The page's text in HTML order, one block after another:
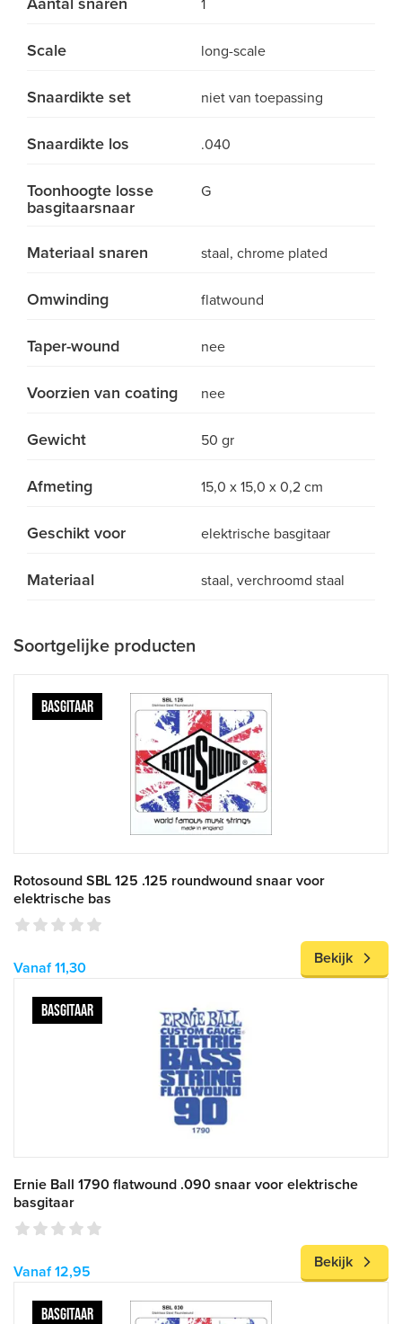
1
Scale long-scale
Snaardikte set niet van toepassing
Snaardikte los .040
Toonhoogte losse
basgitaarsnaar
G
Materiaal snaren staal, chrome plated
Omwinding flatwound
Taper-wound nee
Voorzien van coating nee
Gewicht 50 gr
Afmeting 15,0 x 15,0 x 0,2 cm
Geschikt voor elektrische basgitaar
Materiaal staal, verchroomd staal
Soortgelijke producten
BASGITAAR
Rotosound SBL 125 .125 roundwound snaar voor
elektrische bas
Vanaf 11,30
Bekijk
BASGITAAR
Ernie Ball 1790 flatwound .090 snaar voor elektrische
basgitaar
Vanaf 12,95
Bekijk
BASGITAAR